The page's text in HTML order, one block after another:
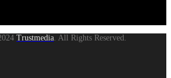
Trustmedia . All Rights Reserved.